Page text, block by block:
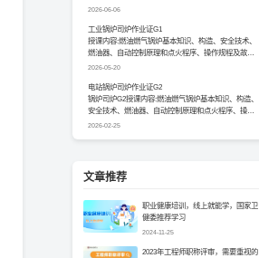
排...
2026-06-06
工业锅炉司炉作业证G1
授课内容:燃油燃气锅炉基本知识、构造、安全技术、
燃油器、自动控制原理和点火程序、操作规程及故障
排 除...
2026-05-20
电站锅炉司炉作业证G2
锅炉司炉G2授课内容:燃油燃气锅炉基本知识、构造、
安全技术、燃油器、自动控制原理和点火程序、操作
规程...
2026-02-25
文章推荐
职业健康培训，线上就能学，国家卫
健委推荐学习
2024-11-25
2023年工程师职称评审，需要重视的